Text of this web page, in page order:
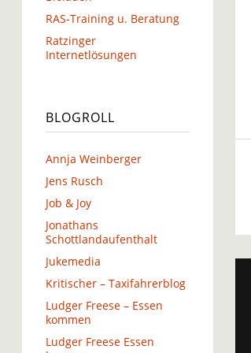
RAS-Training u. Beratung
Ratzinger
Internetlösungen
BLOGROLL
Annja Weinberger
Jens Rusch
Job & Joy
Jonathans
Schottlandaufenthalt
Jukemedia
Kritischer – Taxifahrerblog
Ludger Freese – Essen
kommen
Ludger Freese Essen